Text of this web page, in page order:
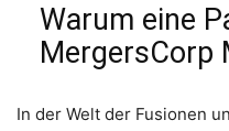
Warum eine
MergersCorp
In der Welt der Fusionen